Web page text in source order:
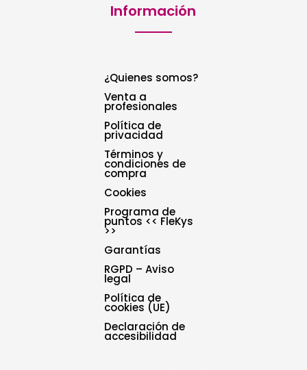
Información
¿Quienes somos?
Venta a
profesionales
Política de
privacidad
Términos y
condiciones de
compra
Cookies
Programa de
puntos << FleKys
>>
Garantías
RGPD – Aviso
legal
Política de
cookies (UE)
Declaración de
accesibilidad